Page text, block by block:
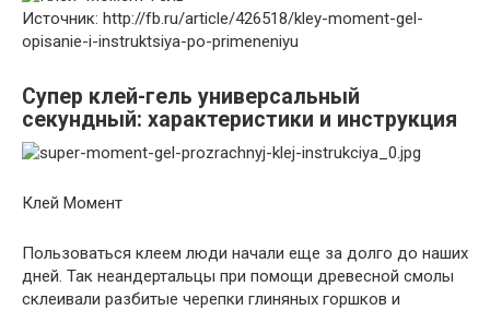
Источник: http://fb.ru/article/426518/kley-moment-gel-
opisanie-i-instruktsiya-po-primeneniyu
Супер клей-гель универсальный
секундный: характеристики и инструкция
Клей Момент
Пользоваться клеем люди начали еще за долго до наших
дней. Так неандертальцы при помощи древесной смолы
склеивали разбитые черепки глиняных горшков и